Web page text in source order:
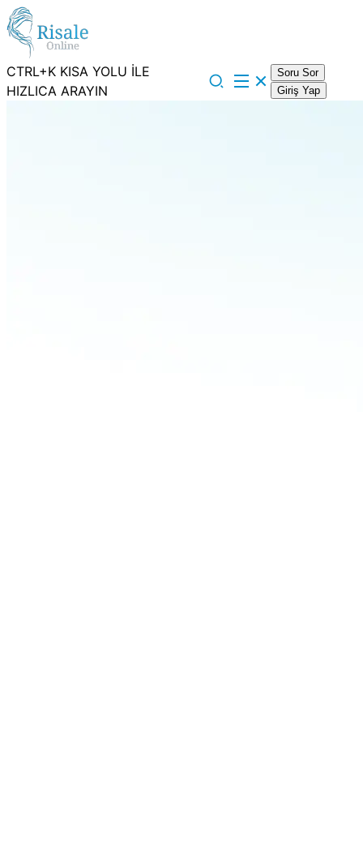
CTRL+K KISA YOLU İLE
HIZLICA ARAYIN
Soru Sor
Giriş Yap